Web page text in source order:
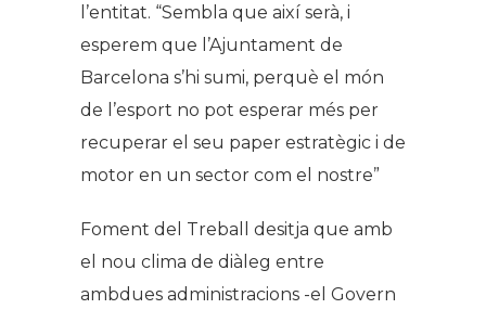
l’entitat. “Sembla que així serà, i
esperem que l’Ajuntament de
Barcelona s’hi sumi, perquè el món
de l’esport no pot esperar més per
recuperar el seu paper estratègic i de
motor en un sector com el nostre”
Foment del Treball desitja que amb
el nou clima de diàleg entre
ambdues administracions -el Govern